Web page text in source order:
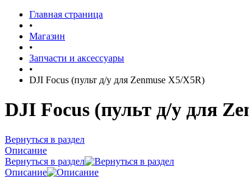
Главная страница
•
Магазин
•
Запчасти и аксессуары
•
DJI Focus (пульт д/у для Zenmuse X5/X5R)
DJI Focus (пульт д/у для
Вернуться в раздел
Описание
Вернуться в раздел
Описание